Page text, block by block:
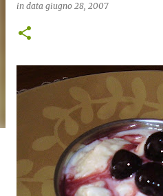
in data giugno 28, 2007